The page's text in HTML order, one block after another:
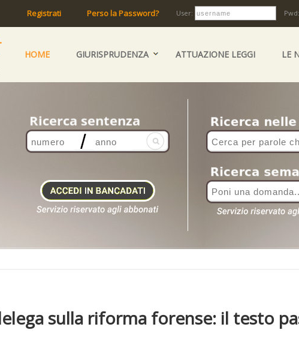
Registrati Perso la Password? User:
HOME GIURISPRUDENZA ATTUAZIONE LEGGI LE
sulla riforma forense: il testo